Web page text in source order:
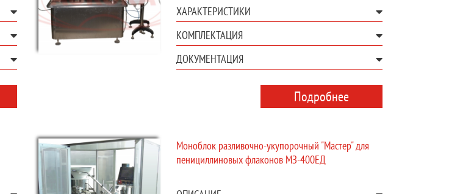
ХАРАКТЕРИСТИКИ
КОМПЛЕКТАЦИЯ
ДОКУМЕНТАЦИЯ
Подробнее
Моноблок разливочно-укупорочный "Мастер" для
пенициллиновых флаконов МЗ-400ЕД